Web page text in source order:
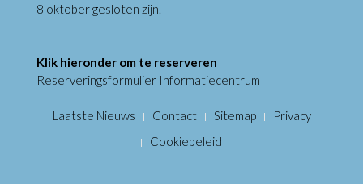
8 oktober gesloten zijn.
Klik hieronder om te reserveren
Reserveringsformulier Informatiecentrum
Laatste Nieuws Contact Sitemap
Privacy
Cookiebeleid